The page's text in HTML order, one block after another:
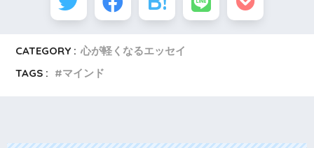
CATEGORY : 心が軽くなるエッセイ
TAGS :
マインド